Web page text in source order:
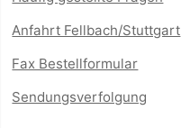
Anfahrt Fellbach/Stuttgart
Fax Bestellformular
Sendungsverfolgung